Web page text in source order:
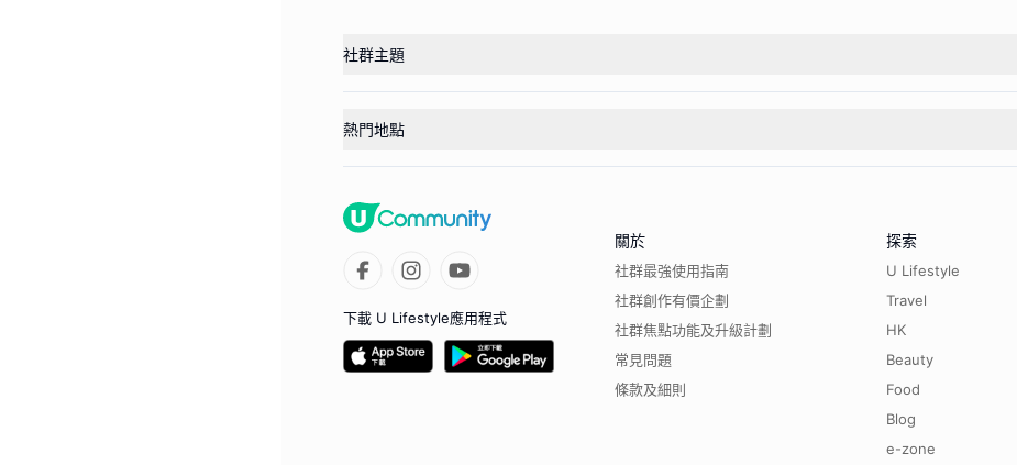
社群主題
熱門地點
下載 U Lifestyle應用程式
關於
社群最強使用指南
社群創作有價企劃
社群焦點功能及升級計劃
常見問題
條款及細則
探索
U Lifestyle
Travel
HK
Beauty
Food
Blog
e-zone